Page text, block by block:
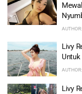
AUTHOR:
Livy
Untuk
AUTHOR:
Livy